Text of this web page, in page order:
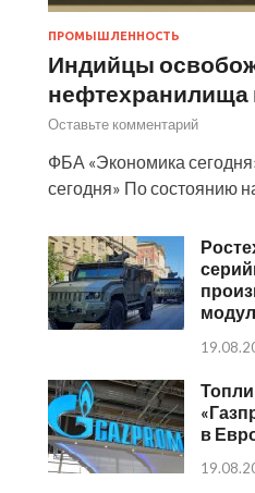
ПРОМЫШЛЕННОСТЬ
Индийцы
нефтехранилища
Оставьте комментарий
ФБА «Экономика
сегодня» По состоянию
в